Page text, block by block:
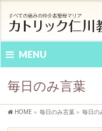
MENU
毎日のみ言葉
HOME » 毎日のみ言葉 » 毎日の